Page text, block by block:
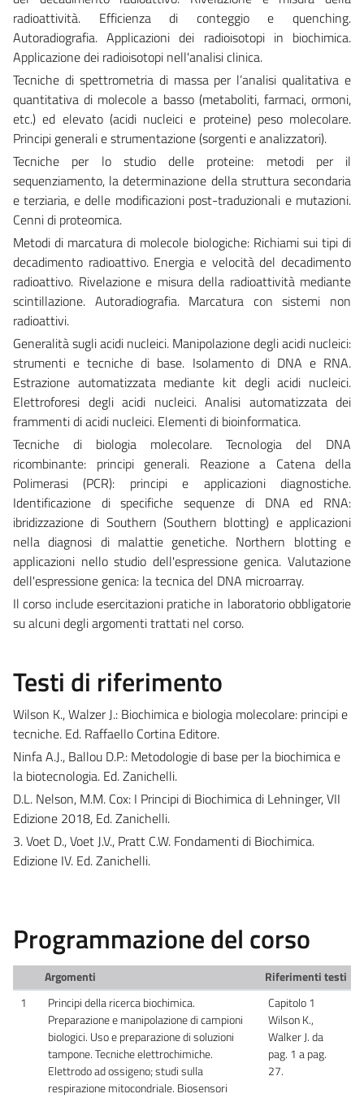
radioattività. Efficienza di conteggio e quenching.
Autoradiografia. Applicazioni dei radioisotopi in biochimica.
Applicazione dei radioisotopi nell'analisi clinica.
Tecniche di spettrometria di massa per l’analisi qualitativa e
quantitativa di molecole a basso (metaboliti, farmaci, ormoni,
etc.) ed elevato (acidi nucleici e proteine) peso molecolare.
Principi generali e strumentazione (sorgenti e analizzatori).
Tecniche per lo studio delle proteine: metodi per il
sequenziamento, la determinazione della struttura secondaria
e terziaria, e delle modificazioni post-traduzionali e mutazioni.
Cenni di proteomica.
Metodi di marcatura di molecole biologiche: Richiami sui tipi di
decadimento radioattivo. Energia e velocità del decadimento
radioattivo. Rivelazione e misura della radioattività mediante
scintillazione. Autoradiografia. Marcatura con sistemi non
radioattivi.
Generalità sugli acidi nucleici. Manipolazione degli acidi nucleici:
strumenti e tecniche di base. Isolamento di DNA e RNA.
Estrazione automatizzata mediante kit degli acidi nucleici.
Elettroforesi degli acidi nucleici. Analisi automatizzata dei
frammenti di acidi nucleici. Elementi di bioinformatica.
Tecniche di biologia molecolare. Tecnologia del DNA
ricombinante: principi generali. Reazione a Catena della
Polimerasi (PCR): principi e applicazioni diagnostiche.
Identificazione di specifiche sequenze di DNA ed RNA:
ibridizzazione di Southern (Southern blotting) e applicazioni
nella diagnosi di malattie genetiche. Northern blotting e
applicazioni nello studio dell'espressione genica. Valutazione
dell'espressione genica: la tecnica del DNA microarray.
Il corso include esercitazioni pratiche in laboratorio obbligatorie
su alcuni degli argomenti trattati nel corso.
Testi di riferimento
Wilson K., Walzer J.: Biochimica e biologia molecolare: principi e
tecniche. Ed. Raffaello Cortina Editore.
Ninfa A.J., Ballou D.P.: Metodologie di base per la biochimica e
la biotecnologia. Ed. Zanichelli.
D.L. Nelson, M.M. Cox: I Principi di Biochimica di Lehninger, VII
Edizione 2018, Ed. Zanichelli.
3. Voet D., Voet J.V., Pratt C.W. Fondamenti di Biochimica.
Edizione IV. Ed. Zanichelli.
Programmazione del corso
Argomenti
Riferimenti testi
1
Principi della ricerca biochimica.
Preparazione e manipolazione di campioni
biologici. Uso e preparazione di soluzioni
tampone. Tecniche elettrochimiche.
Elettrodo ad ossigeno; studi sulla
respirazione mitocondriale. Biosensori
Capitolo 1
Wilson K.,
Walker J. da
pag. 1 a pag.
27.